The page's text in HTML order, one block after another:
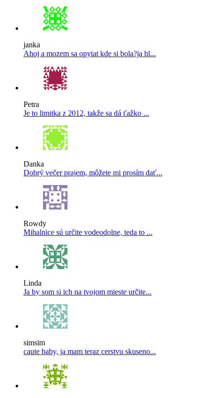
janka
Ahoj a mozem sa opytat kde si bola?ja hl...
Petra
Je to limitka z 2012, takže sa dá ťažko ...
Danka
Dobrý večer prajem, môžete mi prosím dať...
Rowdy
Mihalnice sú určite vodeodolne, teda to ...
Linda
Ja by som si ich na tvojom mieste určite...
simsim
caute baby, ja mam teraz cerstvu skuseno...